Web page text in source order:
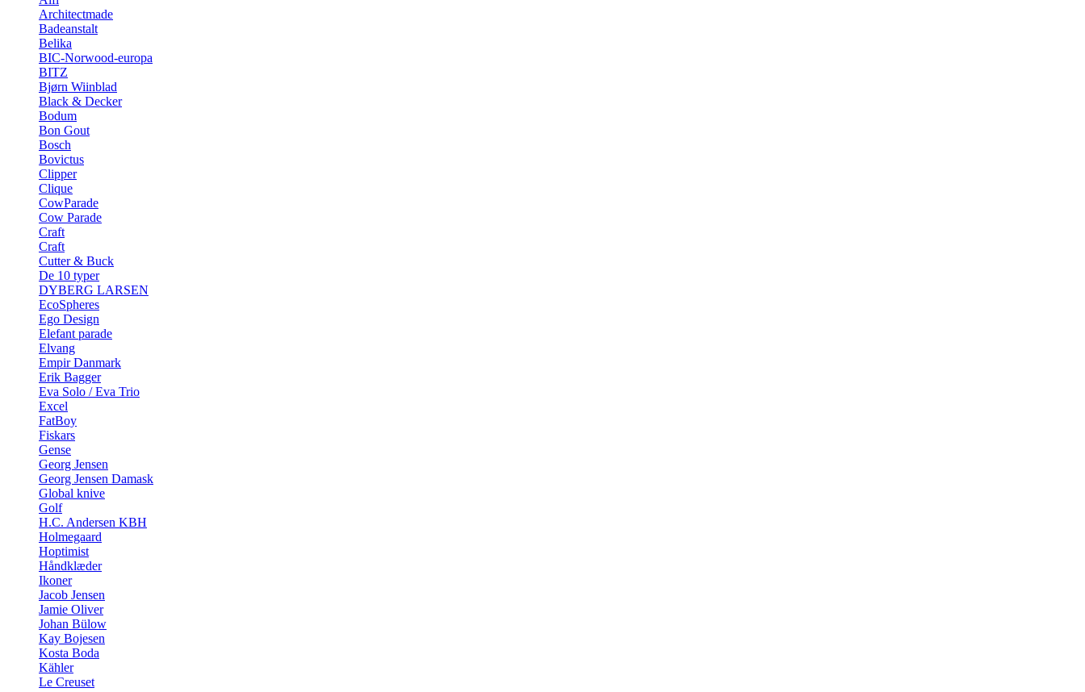
Architectmade
Badeanstalt
Belika
BIC-Norwood-europa
BITZ
Bjørn Wiinblad
Black & Decker
Bodum
Bon Gout
Bosch
Bovictus
Clipper
Clique
CowParade
Cow Parade
Craft
Craft
Cutter & Buck
De 10 typer
DYBERG LARSEN
EcoSpheres
Ego Design
Elefant parade
Elvang
Empir Danmark
Erik Bagger
Eva Solo / Eva Trio
Excel
FatBoy
Fiskars
Gense
Georg Jensen
Georg Jensen Damask
Global knive
Golf
H.C. Andersen KBH
Holmegaard
Hoptimist
Håndklæder
Ikoner
Jacob Jensen
Jamie Oliver
Johan Bülow
Kay Bojesen
Kosta Boda
Kähler
Le Creuset